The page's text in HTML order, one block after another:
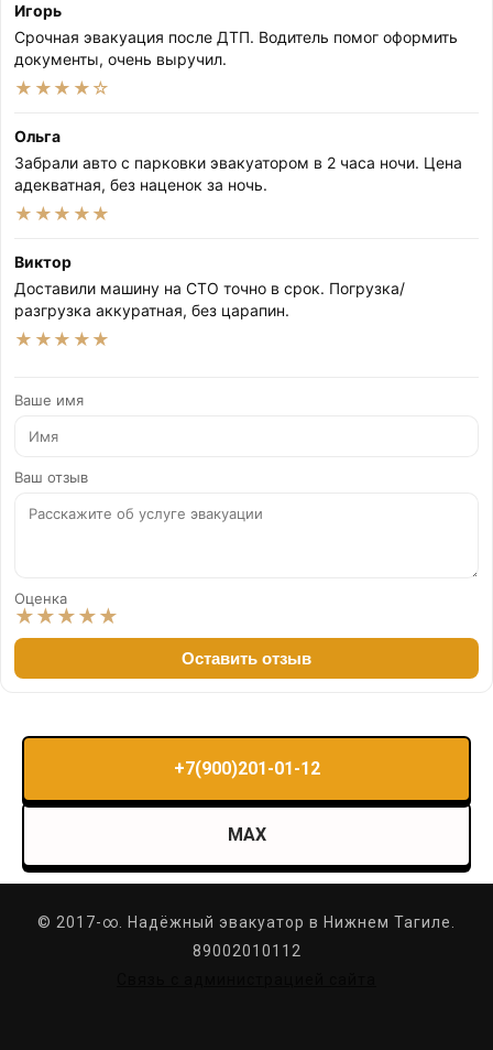
Игорь
Срочная эвакуация после ДТП. Водитель помог оформить
документы, очень выручил.
★★★★☆
Ольга
Забрали авто с парковки эвакуатором в 2 часа ночи. Цена
адекватная, без наценок за ночь.
★★★★★
Виктор
Доставили машину на СТО точно в срок. Погрузка/
разгрузка аккуратная, без царапин.
★★★★★
Ваше имя
Ваш отзыв
Оценка
★
★
★
★
★
Оставить отзыв
+7(900)201-01-12
MAX
© 2017-∞. Надёжный эвакуатор в Нижнем Тагиле.
89002010112